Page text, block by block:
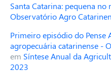
Santa Catarina: pequena
Observatório Agro
Primeiro episódio do Pense
agropecuária catarinense -
em Síntese Anual da
2023